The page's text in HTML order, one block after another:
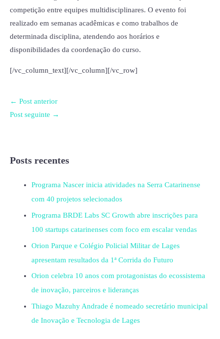
competição entre equipes multidisciplinares. O evento foi
realizado em semanas acadêmicas e como trabalhos de
determinada disciplina, atendendo aos horários e
disponibilidades da coordenação do curso.
[/vc_column_text][/vc_column][/vc_row]
← Post anterior
Post seguinte →
Posts recentes
Programa Nascer inicia atividades na Serra Catarinense
com 40 projetos selecionados
Programa BRDE Labs SC Growth abre inscrições para
100 startups catarinenses com foco em escalar vendas
Orion Parque e Colégio Policial Militar de Lages
apresentam resultados da 1ª Corrida do Futuro
Orion celebra 10 anos com protagonistas do ecossistema
de inovação, parceiros e lideranças
Thiago Mazuhy Andrade é nomeado secretário municipal
de Inovação e Tecnologia de Lages